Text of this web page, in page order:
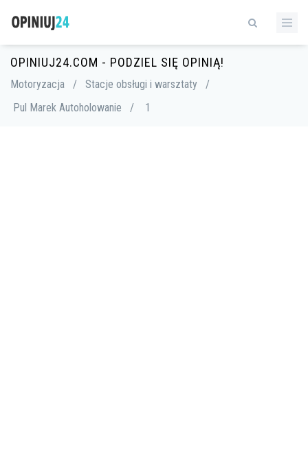
OPINIUJ24.COM - PODZIEL SIĘ OPINIĄ!
Motoryzacja / Stacje obsługi i warsztaty
/
Pul Marek Autoholowanie
/ 1